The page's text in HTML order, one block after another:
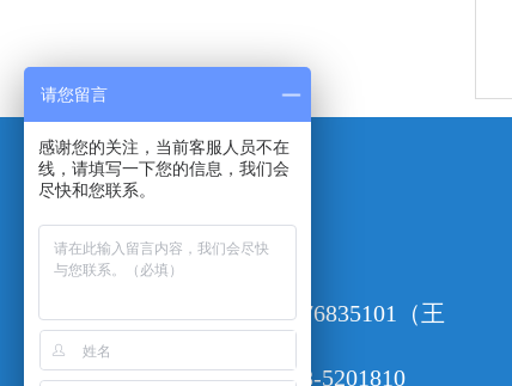
零售业务：15076835101（王
售后服务：0318-5201810
请您留言
感谢您的关注，当前客服人员不在
线，请填写一下您的信息，我们会
尽快和您联系。